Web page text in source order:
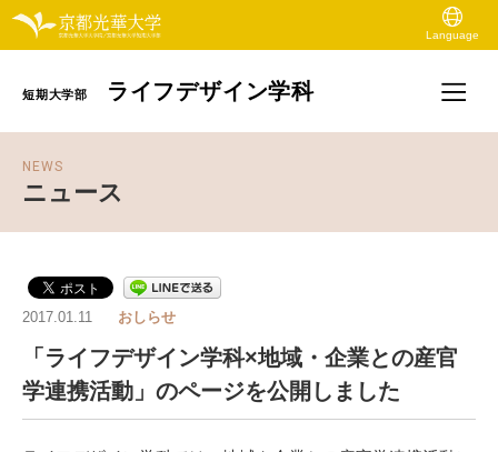
Language
短期大学部 ライフデザイン学科
NEWS
ニュース
2017.01.11 おしらせ
「ライフデザイン学科×地域・企業との産官
学連携活動」のページを公開しました